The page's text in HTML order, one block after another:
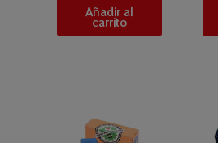
Añadir al
carrito